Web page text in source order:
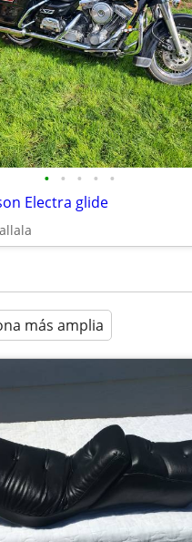
• • • • •
Electra glide
más amplia